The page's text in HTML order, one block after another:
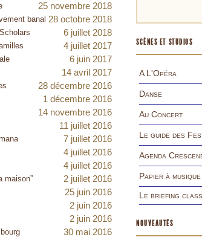
25 novembre 2018
banal 28 octobre 2018
6 juillet 2018
4 juillet 2017
6 juin 2017
14 avril 2017
28 décembre 2016
1 décembre 2016
14 novembre 2016
11 juillet 2016
7 juillet 2016
4 juillet 2016
4 juillet 2016
maison” 2 juillet 2016
25 juin 2016
2 juin 2016
2 juin 2016
30 mai 2016
SCÈNES ET STUDIOS
A L'Opéra
Danse
Au Concert
Le guide des
Agenda
Papier à
Le briefing
NOUVEAUTÉS